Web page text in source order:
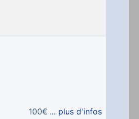
100€ ... plus d'infos